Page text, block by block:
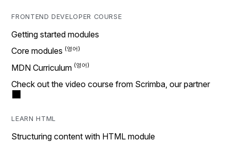
FRONTEND DEVELOPER COURSE
Getting started modules
Core modules
MDN Curriculum
Check out the video course from Scrimba, our partner
LEARN HTML
Structuring content with HTML module